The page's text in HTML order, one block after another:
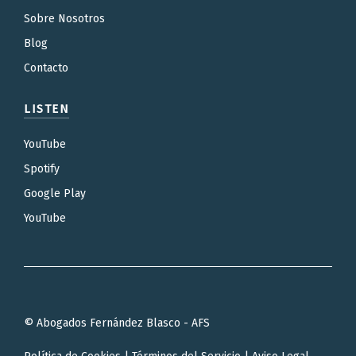
Sobre Nosotros
Blog
Contacto
LISTEN
YouTube
Spotify
Google Play
YouTube
© Abogados Fernández Blasco - AFS